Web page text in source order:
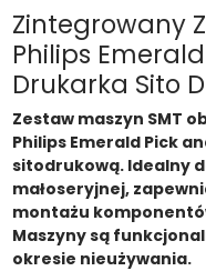
Zintegrowany
Philips
Drukarka Sito
Zestaw maszyn SMT
Philips Emerald Pick
sitodrukową. Idealny
małoseryjnej,
montażu
Maszyny są
okresie nieużywania.